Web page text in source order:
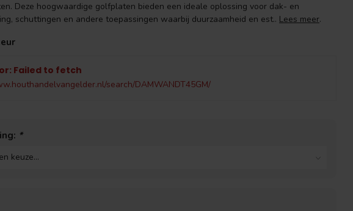
Deze hoogwaardige golfplaten bieden een ideale oplossing voor dak- en
schuttingen en andere toepassingen waarbij duurzaamheid en est.. Lees meer.
Failed to fetch
search/DAMWANDT45GM/
*